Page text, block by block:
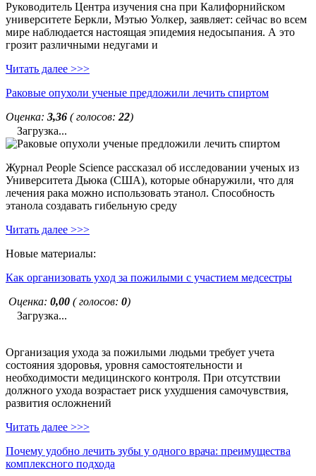
Руководитель Центра изучения сна при Калифорнийском
университете Беркли, Мэтью Уолкер, заявляет: сейчас во всем
мире наблюдается настоящая эпидемия недосыпания. А это
грозит различными недугами и
Читать далее >>>
Раковые опухоли ученые предложили лечить спиртом
Оценка: 3,36 ( голосов: 22)
Загрузка...
Журнал People Science рассказал об исследовании ученых из
Университета Дьюка (США), которые обнаружили, что для
лечения рака можно использовать этанол. Способность
этанола создавать гибельную среду
Читать далее >>>
Новые материалы:
Как организовать уход за пожилыми с участием медсестры
Оценка: 0,00 ( голосов: 0)
Загрузка...
Организация ухода за пожилыми людьми требует учета
состояния здоровья, уровня самостоятельности и
необходимости медицинского контроля. При отсутствии
должного ухода возрастает риск ухудшения самочувствия,
развития осложнений
Читать далее >>>
Почему удобно лечить зубы у одного врача: преимущества
комплексного подхода